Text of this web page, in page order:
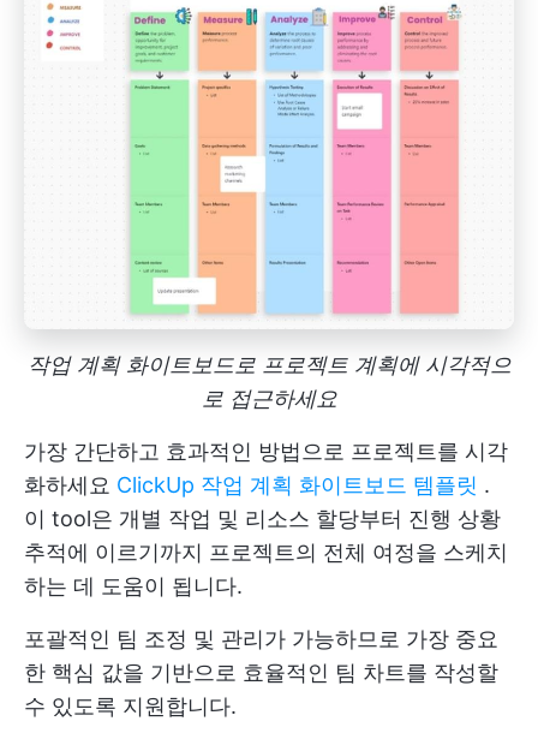
작업 계획 화이트보드로 프로젝트 계획에 시각적으
로 접근하세요
가장 간단하고 효과적인 방법으로 프로젝트를 시각
화하세요 ClickUp 작업 계획 화이트보드 템플릿 .
이 tool은 개별 작업 및 리소스 할당부터 진행 상황
추적에 이르기까지 프로젝트의 전체 여정을 스케치
하는 데 도움이 됩니다.
포괄적인 팀 조정 및 관리가 가능하므로 가장 중요
한 핵심 값을 기반으로 효율적인 팀 차트를 작성할
수 있도록 지원합니다.